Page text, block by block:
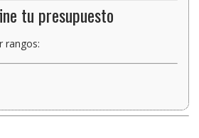
tu presupuesto
rangos: